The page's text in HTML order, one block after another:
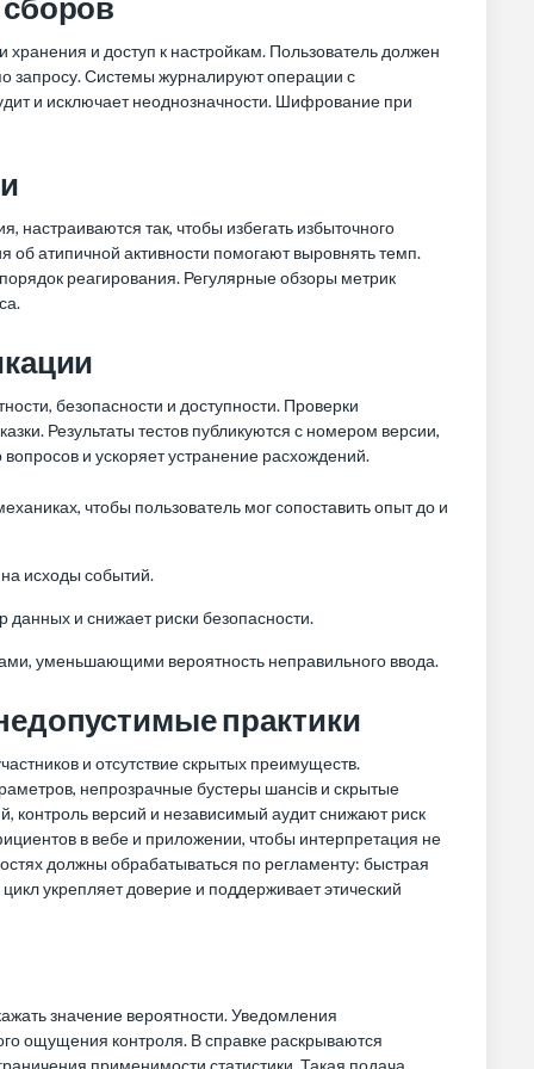
и доступ к настройкам. Пользователь должен
запросу. Системы журналируют операции с
и исключает неоднозначности. Шифрование при
настраиваются так, чтобы избегать избыточного
атипичной активности помогают выровнять темп.
реагирования. Регулярные обзоры метрик
безопасности и доступности. Проверки
Результаты тестов публикуются с номером версии,
и ускоряет устранение расхождений.
чтобы пользователь мог сопоставить опыт до и
исходы событий.
и снижает риски безопасности.
уменьшающими вероятность неправильного ввода.
практики
и отсутствие скрытых преимуществ.
непрозрачные бустеры шансів и скрытые
версий и независимый аудит снижают риск
в вебе и приложении, чтобы интерпретация не
должны обрабатываться по регламенту: быстрая
укрепляет доверие и поддерживает этический
значение вероятности. Уведомления
ощущения контроля. В справке раскрываются
применимости статистики. Такая подача